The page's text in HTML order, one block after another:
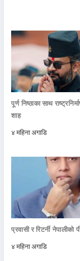
पूर्ण निष्ठाका साथ
शाह
४ महिना अगाडि
प्रवासी र रिटर्नी
४ महिना अगाडि